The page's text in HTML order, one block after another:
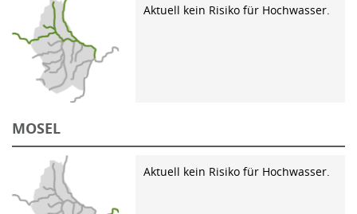
Aktuell kein Risiko für Hochwasser.
MOSEL
Aktuell kein Risiko für Hochwasser.